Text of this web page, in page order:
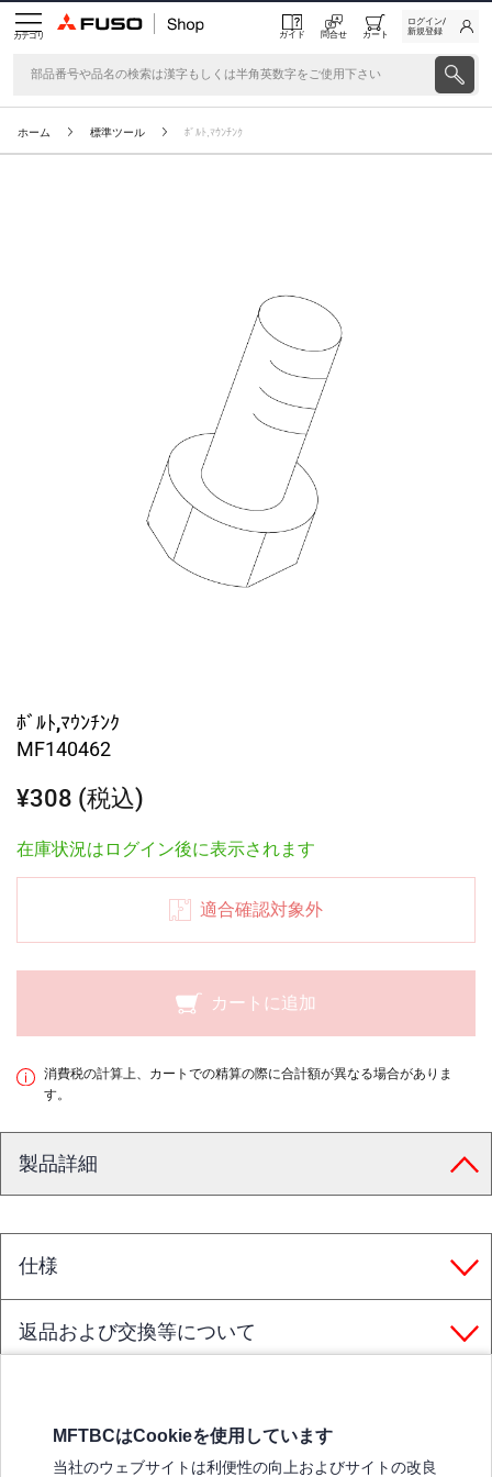
カテゴリ ガイド 問合せ カート
ログイン/
新規登録
ホーム 標準ツール ﾎﾞﾙﾄ,ﾏｳﾝﾁﾝｸ
ﾎﾞﾙﾄ,ﾏｳﾝﾁﾝｸ
MF140462
¥308 (税込)
在庫状況はログイン後に表示されます
適合確認対象外
カートに追加
消費税の計算上、カートでの精算の際に合計額が異なる場合がありま
す。
製品詳細
仕様
返品および交換等について
MFTBCはCookieを使用しています
当社のウェブサイトは利便性の向上およびサイトの改良